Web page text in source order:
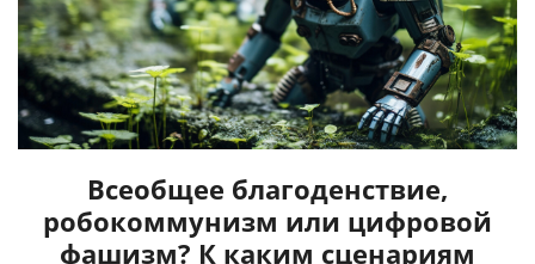
Всеобщее благоденствие,
робокоммунизм или цифровой
фашизм? К каким сценариям